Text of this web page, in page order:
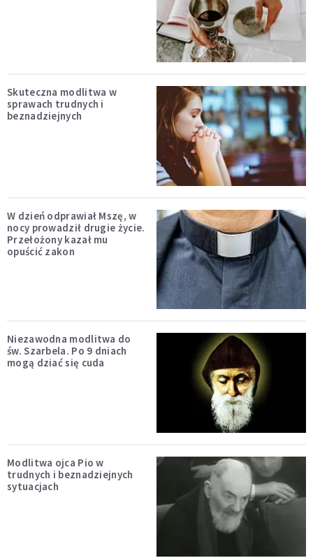
Skuteczna modlitwa w
sprawach trudnych i
beznadziejnych
W dzień odprawiał Mszę, w
nocy prowadził drugie życie.
Przełożony kazał mu
opuścić zakon
Niezawodna modlitwa do
św. Szarbela. Po 9 dniach
mogą dziać się cuda
Modlitwa ojca Pio w
trudnych i beznadziejnych
sytuacjach